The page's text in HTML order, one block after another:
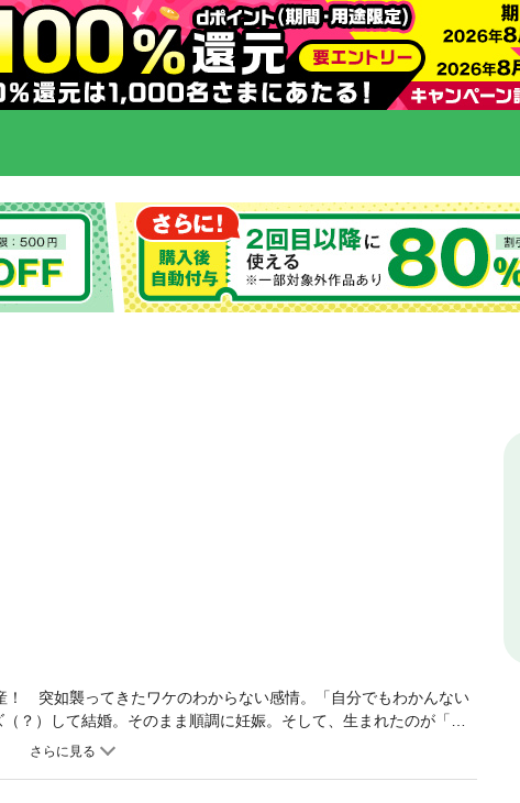
！ 突如襲ってきたワケのわからない感情。「自分でもわかんない
？）して結婚。そのまま順調に妊娠。そして、生まれたのが「た
あやしい指令の正体がついに明かされます!! ふふふ……。溺愛度1